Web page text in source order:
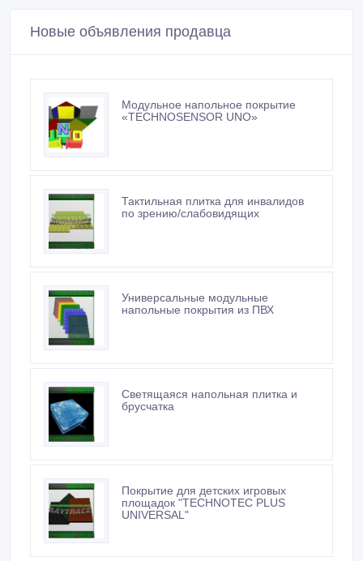
Новые объявления продавца
Модульное напольное покрытие
«TECHNOSENSOR UNO»
Тактильная плитка для инвалидов
по зрению/слабовидящих
Универсальные модульные
напольные покрытия из ПВХ
Светящаяся напольная плитка и
брусчатка
Покрытие для детских игровых
площадок "TECHNOTEC PLUS
UNIVERSAL"